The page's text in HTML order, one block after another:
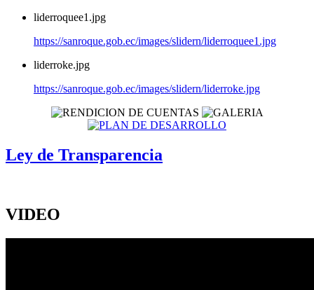
liderroquee1.jpg
https://sanroque.gob.ec/images/slidern/liderroquee1.jpg
liderroke.jpg
https://sanroque.gob.ec/images/slidern/liderroke.jpg
Ley de Transparencia
VIDEO